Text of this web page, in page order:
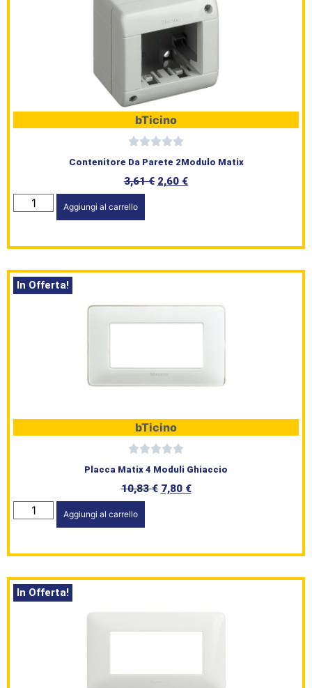
del Caffè
Prodotti
bTicino
Contenitore Da Parete 2Modulo Matix
3,61€ 2,60 €
Aggiungi al carrello
In Offerta!
bTicino
Placca Matix 4 Moduli Ghiaccio
10,83€ 7,80 €
Aggiungi al carrello
In Offerta!